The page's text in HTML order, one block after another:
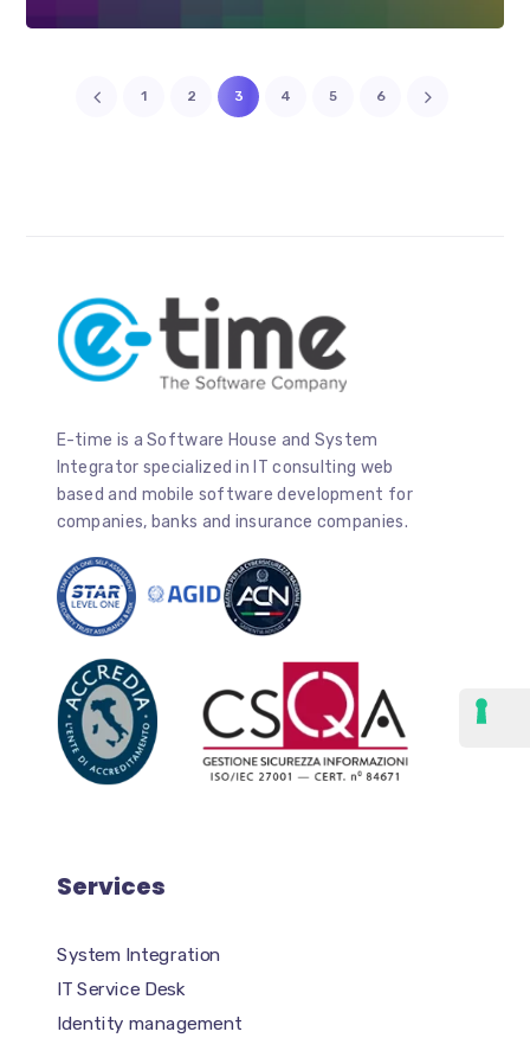
1 2 3 4 5 6
E-time is a Software House and System
Integrator specialized in IT consulting web
based and mobile software development for
companies, banks and insurance companies.
Services
System Integration
IT Service Desk
Identity management